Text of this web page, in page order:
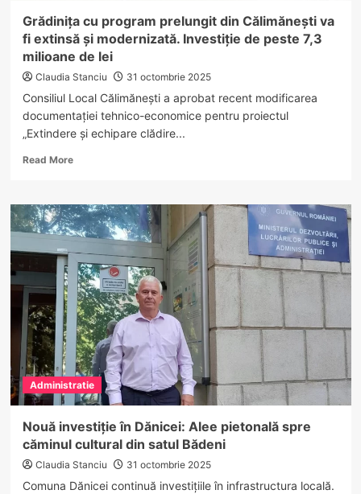
Grădinița cu program prelungit din Călimănești va
fi extinsă și modernizată. Investiție de peste 7,3
milioane de lei
Claudia Stanciu 31 octombrie 2025
Consiliul Local Călimănești a aprobat recent modificarea
documentației tehnico-economice pentru proiectul
„Extindere și echipare clădire...
Read MoreRead
Grădinița
cu
program
din
Călimănești
va
fi
extinsă
și
modernizată.
Investiție
de
peste
milioane
de
lei
Administratie
Nouă investiție în Dănicei: Alee pietonală spre
căminul cultural din satul Bădeni
Claudia Stanciu 31 octombrie 2025
Comuna Dănicei continuă investițiile în infrastructura locală.